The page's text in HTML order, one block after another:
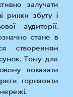
залучати
ринки збуту і
аудиторії.
стане в
створенням
Тому для
показати
горизонти